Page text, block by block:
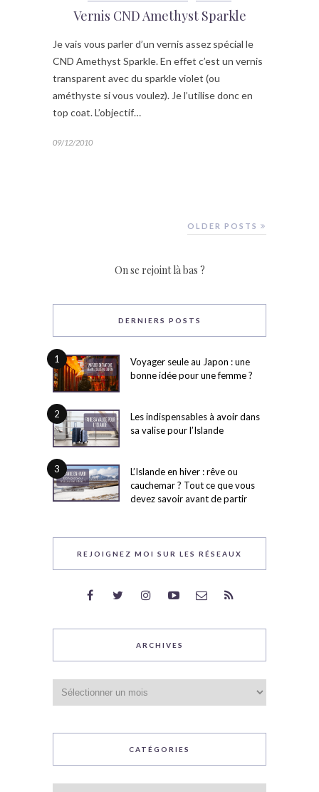
Vernis CND Amethyst Sparkle
Je vais vous parler d’un vernis assez spécial le
CND Amethyst Sparkle. En effet c’est un vernis
transparent avec du sparkle violet (ou
améthyste si vous voulez). Je l’utilise donc en
top coat. L’objectif…
09/12/2010
OLDER POSTS
On se rejoint là bas ?
DERNIERS POSTS
1
Voyager seule au Japon : une
bonne idée pour une femme ?
2
Les indispensables à avoir dans
sa valise pour l’Islande
3
L’Islande en hiver : rêve ou
cauchemar ? Tout ce que vous
devez savoir avant de partir
REJOIGNEZ MOI SUR LES RÉSEAUX
ARCHIVES
CATÉGORIES